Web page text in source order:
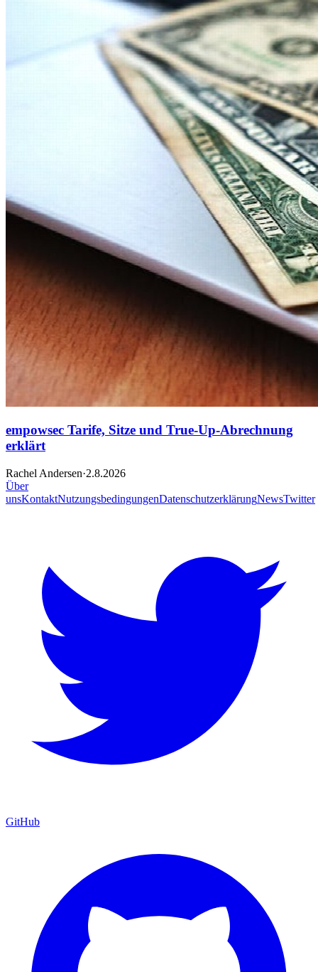
empowsec Tarife, Sitze und True-Up-Abrechnung
erklärt
Rachel Andersen·2.8.2026
Über
unsKontaktNutzungsbedingungenDatenschutzerklärungNewsTwitter
GitHub